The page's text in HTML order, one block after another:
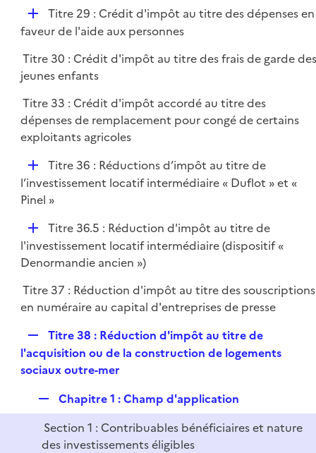
D
é
l
i
e
r
Titre 29 : Crédit d'impôt au titre des dépenses en
faveur de l'aide aux personnes
Titre 30 : Crédit d'impôt au titre des frais de garde
jeunes enfants
Titre 33 : Crédit d'impôt accordé au titre des
dépenses de remplacement pour congé de certains
exploitants agricoles
D
é
p
e
r
Titre 36 : Réductions d’impôt au titre de
l’investissement locatif intermédiaire « Duflot » et «
Pinel »
D
é
p
i
e
Titre 36.5 : Réduction d'impôt au titre de
l'investissement locatif intermédiaire (dispositif «
Denormandie ancien »)
Titre 37 : Réduction d'impôt au titre des souscriptions
en numéraire au capital d'entreprises de presse
e
p
i
e
r
Titre 38 : Réduction d'impôt au titre de
l'acquisition ou de la construction de logements
sociaux outre-mer
e
p
l
Chapitre 1 : Champ d'application
Section 1 : Contribuables bénéficiaires et nature
des investissements éligibles